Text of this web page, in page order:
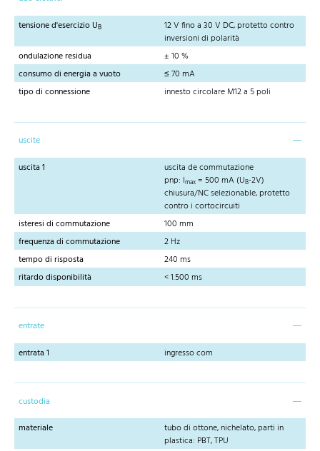
tensione d'esercizio UB
12 V fino a 30 V DC, protetto contro
inversioni di polarità
ondulazione residua
± 10 %
consumo di energia a vuoto
≤ 70 mA
tipo di connessione
innesto circolare M12 a 5 poli
uscite
uscita 1
uscita de commutazione
pnp: Imax = 500 mA (UB-2V)
chiusura/NC selezionable, protetto
contro i cortocircuiti
isteresi di commutazione
100 mm
frequenza di commutazione
2 Hz
tempo di risposta
240 ms
ritardo disponibilità
< 1.500 ms
entrate
entrata 1
ingresso com
custodia
materiale
tubo di ottone, nichelato, parti in
plastica: PBT, TPU